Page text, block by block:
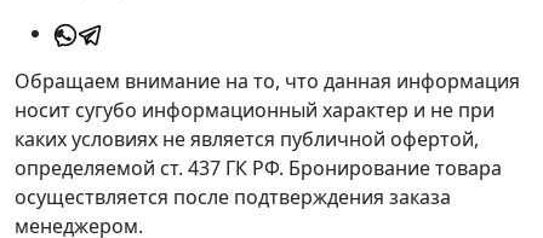
Обращаем внимание на то, что данная информация
носит сугубо информационный характер и не при
каких условиях не является публичной офертой,
определяемой ст. 437 ГК РФ. Бронирование товара
осуществляется после подтверждения заказа
менеджером.